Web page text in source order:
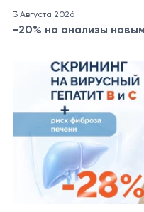
3 Августа 2026
-20% на анализы